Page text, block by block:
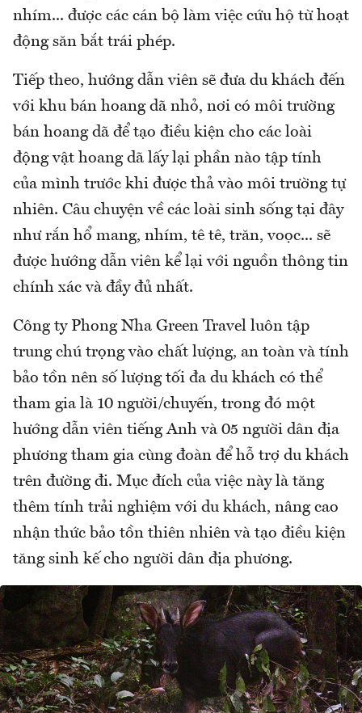
nhím... được các cán bộ làm việc cứu hộ từ hoạt
động săn bắt trái phép.
Tiếp theo, hướng dẫn viên sẽ đưa du khách đến
với khu bán hoang dã nhỏ, nơi có môi trường
bán hoang dã để tạo điều kiện cho các loài
động vật hoang dã lấy lại phần nào tập tính
của mình trước khi được thả vào môi trường tự
nhiên. Câu chuyện về các loài sinh sống tại đây
như rắn hổ mang, nhím, tê tê, trăn, voọc... sẽ
được hướng dẫn viên kể lại với nguồn thông tin
chính xác và đầy đủ nhất.
Công ty Phong Nha Green Travel luôn tập
trung chú trọng vào chất lượng, an toàn và tính
bảo tồn nên số lượng tối đa du khách có thể
tham gia là 10 người/chuyến, trong đó một
hướng dẫn viên tiếng Anh và 05 người dân địa
phương tham gia cùng đoàn để hỗ trợ du khách
trên đường đi. Mục đích của việc này là tăng
thêm tính trải nghiệm với du khách, nâng cao
nhận thức bảo tồn thiên nhiên và tạo điều kiện
tăng sinh kế cho người dân địa phương.